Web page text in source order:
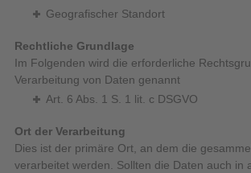
Geografischer Standort
Rechtliche Grundlage
Im Folgenden wird die erforderliche
Verarbeitung von Daten genannt
Art. 6 Abs. 1 S. 1 lit. c DSGVO
Ort der Verarbeitung
Dies ist der primäre Ort, an dem die
verarbeitet werden. Sollten die Daten auch in